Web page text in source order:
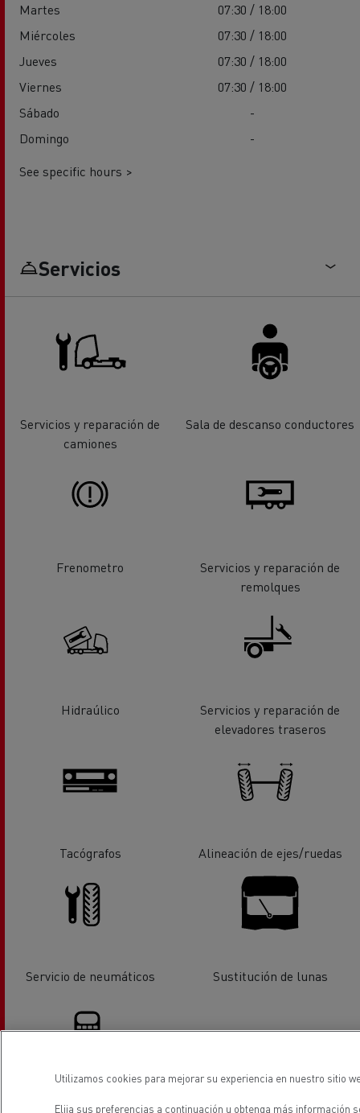
Martes
07:30 / 18:00
Miércoles
07:30 / 18:00
Jueves
07:30 / 18:00
Viernes
07:30 / 18:00
Sábado
-
Domingo
-
See specific hours >
Servicios
Servicios y reparación de
camiones
Sala de descanso conductores
Frenometro
Servicios y reparación de
remolques
Hidraúlico
Servicios y reparación de
elevadores traseros
Tacógrafos Alineación de ejes/ruedas
Servicio de neumáticos Sustitución de lunas
Utilizamos cookies para mejorar su experiencia en nuestro sitio
Elija sus preferencias a continuación u obtenga más información